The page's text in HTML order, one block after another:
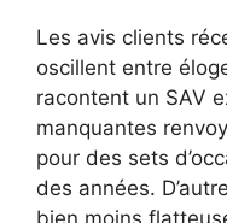
Les avis clients
oscillent entre
racontent un SAV
manquantes
pour des sets
des années.
bien moins